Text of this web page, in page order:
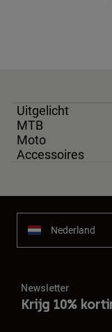
Uitgelicht
MTB
Moto
Accessoires
Nederland
Newsletter
Krijg 10%